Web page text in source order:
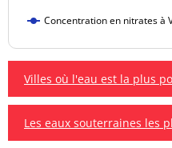
Concentration en nitrates à
Villes où l'eau est la plus
Les eaux souterraines les